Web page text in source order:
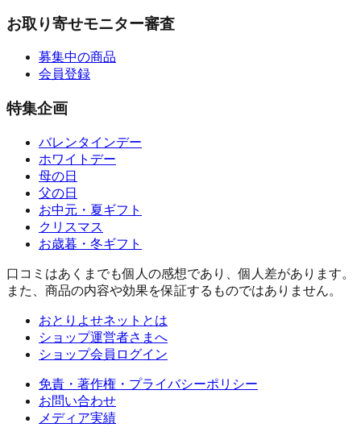
お取り寄せモニター審査
募集中の商品
会員登録
特集企画
バレンタインデー
ホワイトデー
母の日
父の日
お中元・夏ギフト
クリスマス
お歳暮・冬ギフト
口コミはあくまでも個人の感想であり、個人差があります。
また、商品の内容や効果を保証するものではありません。
おとりよせネットとは
ショップ運営者さまへ
ショップ会員ログイン
免責・著作権・プライバシーポリシー
お問い合わせ
メディア実績